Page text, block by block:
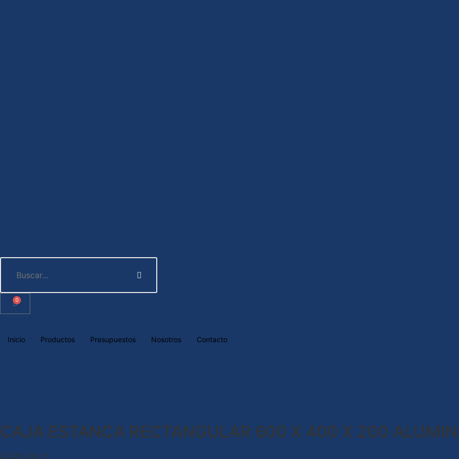
0
Inicio Productos Presupuestos Nosotros Contacto
CAJA ESTANCA RECTANGULAR 600 X 400 X 200
$ 929.318,11